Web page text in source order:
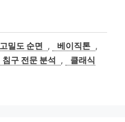
고밀도 순면 , 베이직톤 ,
침구 전문 분석 ,
클래식